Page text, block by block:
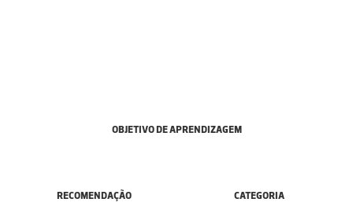
OBJETIVO DE APRENDIZAGEM
RECOMENDAÇÃO CATEGORIA